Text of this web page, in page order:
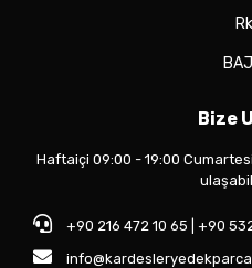
Bize
Haftaiçi 09:00 - 19:00
+90 216 472 10 65 | +90